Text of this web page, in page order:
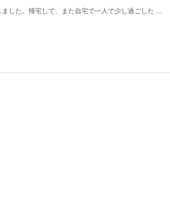
した。帰宅して、また自宅で一人で少し過ごした ...